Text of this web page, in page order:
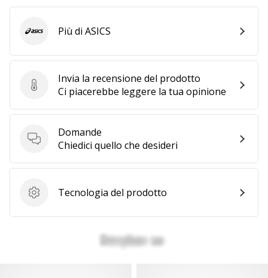
tutti gli
Invia la recensione del prodotto
Invia la recensione del prodotto
Ci piacerebbe leggere la tua opinione
Domande
Domande
Chiedici quello che desideri
Tecnologia del prodotto
Tecnologia del prodotto
ASICSPiù di ASICS